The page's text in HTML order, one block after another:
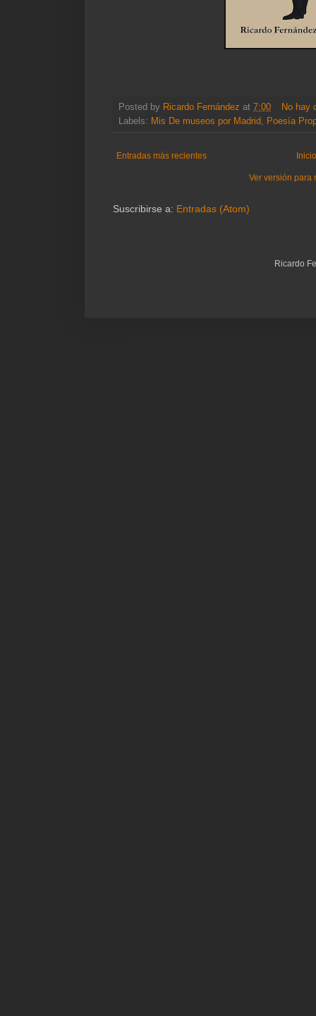
Posted by Ricardo Fernández at 7:00
No hay
Labels: Mis De museos por Madrid, Poesía
Entradas más recientes Inicio
Ver versión para
Suscribirse a: Entradas (Atom)
Ricardo